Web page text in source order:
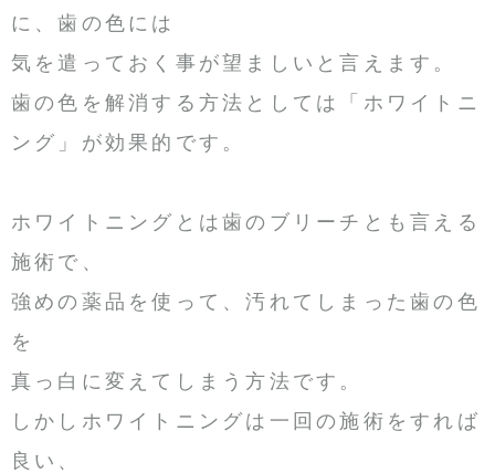
に、歯の色には
気を遣っておく事が望ましいと言えます。
歯の色を解消する方法としては「ホワイトニ
ング」が効果的です。
ホワイトニングとは歯のブリーチとも言える
施術で、
強めの薬品を使って、汚れてしまった歯の色
を
真っ白に変えてしまう方法です。
しかしホワイトニングは一回の施術をすれば
良い、